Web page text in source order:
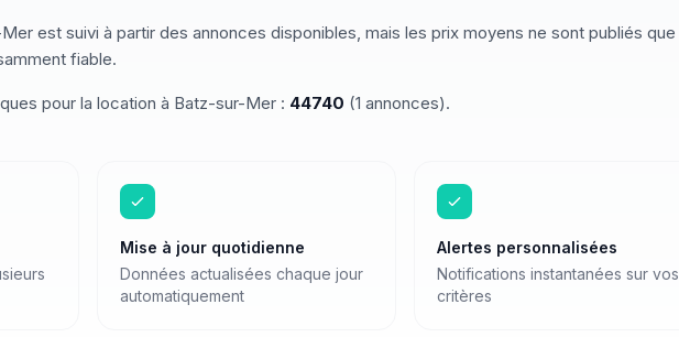
est suivi à partir des annonces disponibles, mais les prix moyens ne sont publiés que
fiable.
pour la location à Batz-sur-Mer : 44740 (1 annonces).
Mise à jour quotidienne
Données actualisées chaque jour
automatiquement
Alertes personnalisées
Notifications instantanées sur vos
critères